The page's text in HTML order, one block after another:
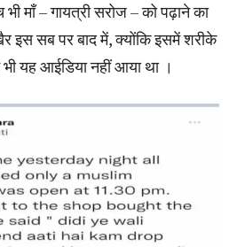
माँ – गायत्री सरोज – को पढ़ाने का
इस सब पर बाद में, क्योंकि इसमें शरीके
यह आईडिया नहीं आया था ।